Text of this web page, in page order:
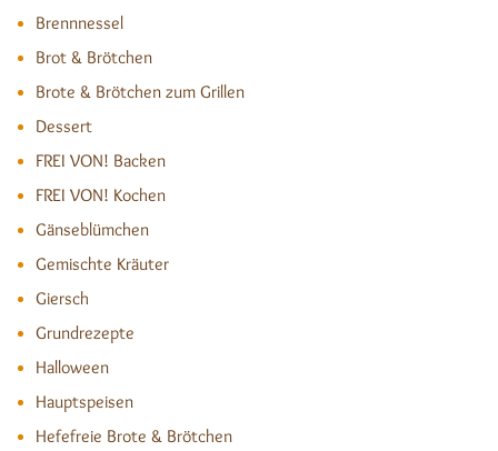
Brennnessel
Brot & Brötchen
Brote & Brötchen zum Grillen
Dessert
FREI VON! Backen
FREI VON! Kochen
Gänseblümchen
Gemischte Kräuter
Giersch
Grundrezepte
Halloween
Hauptspeisen
Hefefreie Brote & Brötchen